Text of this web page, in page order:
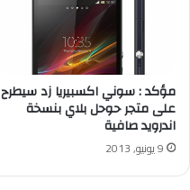
مؤكد : سوني اكسبيريا زد سيطرح
على متجر حوحل بلاي بنسخة
اندرويد صافية
9 يونيو, 2013